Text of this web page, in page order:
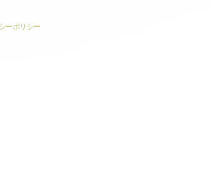
ーポリシー